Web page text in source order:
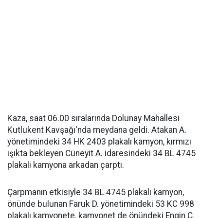
Kaza, saat 06.00 sıralarında Dolunay Mahallesi
Kutlukent Kavşağı'nda meydana geldi. Atakan A.
yönetimindeki 34 HK 2403 plakalı kamyon, kırmızı
ışıkta bekleyen Cüneyit A. idaresindeki 34 BL 4745
plakalı kamyona arkadan çarptı.
Çarpmanın etkisiyle 34 BL 4745 plakalı kamyon,
önünde bulunan Faruk D. yönetimindeki 53 KC 998
plakalı kamyonete, kamyonet de önündeki Engin Ç.